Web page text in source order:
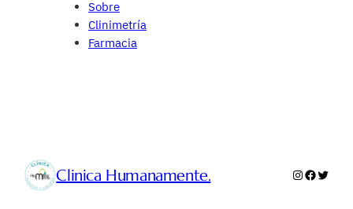
Sobre
Clinimetría
Farmacia
Clinica Humanamente. Instagram